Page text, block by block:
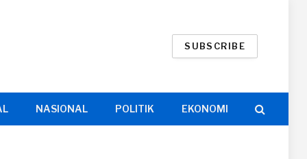
SUBSCRIBE
NASIONAL POLITIK EKONOMI